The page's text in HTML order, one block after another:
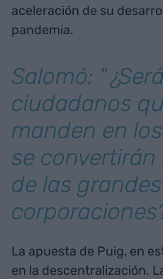
aceleración de su
pandemia.
Salomó:
ciudadanos
manden en
se
de las grandes
La apuesta de Puig, en
en la descentralización.